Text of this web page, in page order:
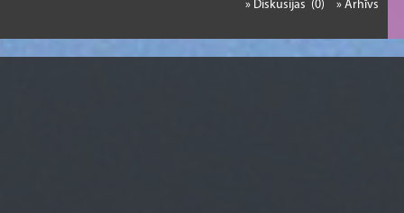
» Arhīvs
» Diskusijas (0)